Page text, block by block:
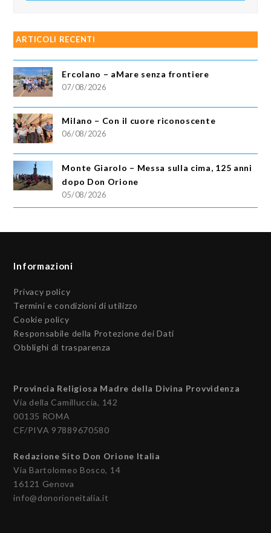
ARTICOLI RECENTI
Ercolano – aMare senza frontiere
07/08/2026
Milano – Con il cuore riconoscente
06/08/2026
Monte Giarolo – Messa sulla cima, 125 anni
dopo Don Orione
05/08/2026
Informazioni
Privacy policy
Termini e condizioni di utilizzo
Cookie policy
Responsabile della Protezione dei Dati
Obblighi di trasparenza
Provincia Religiosa Madre della Divina Provvidenza
Via della Camilluccia, 142
00135 ROMA
CF/PIVA 97889670580
Redazione Sito Don Orione Italia
Via Bartolomeo Bosco, 14
16121 Genova
info@donorioneitalia.it